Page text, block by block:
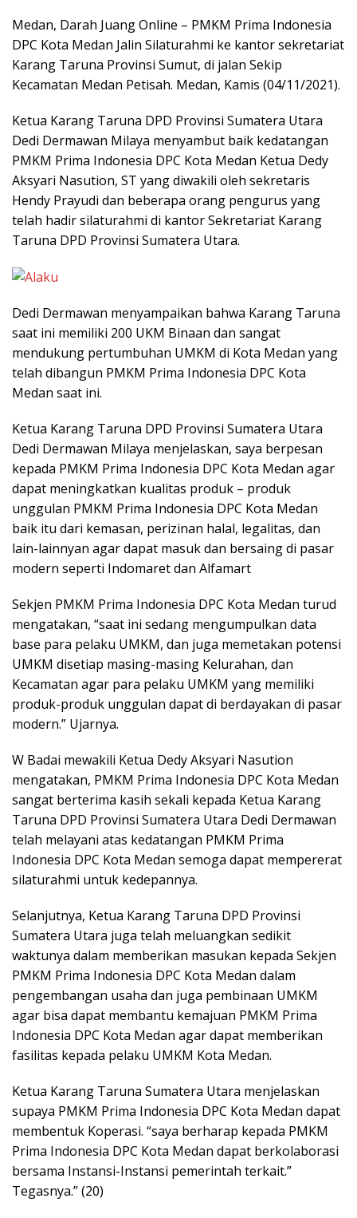
Medan, Darah Juang Online – PMKM Prima Indonesia
DPC Kota Medan Jalin Silaturahmi ke kantor sekretariat
Karang Taruna Provinsi Sumut, di jalan Sekip
Kecamatan Medan Petisah. Medan, Kamis (04/11/2021).
Ketua Karang Taruna DPD Provinsi Sumatera Utara
Dedi Dermawan Milaya menyambut baik kedatangan
PMKM Prima Indonesia DPC Kota Medan Ketua Dedy
Aksyari Nasution, ST yang diwakili oleh sekretaris
Hendy Prayudi dan beberapa orang pengurus yang
telah hadir silaturahmi di kantor Sekretariat Karang
Taruna DPD Provinsi Sumatera Utara.
Dedi Dermawan menyampaikan bahwa Karang Taruna
saat ini memiliki 200 UKM Binaan dan sangat
mendukung pertumbuhan UMKM di Kota Medan yang
telah dibangun PMKM Prima Indonesia DPC Kota
Medan saat ini.
Ketua Karang Taruna DPD Provinsi Sumatera Utara
Dedi Dermawan Milaya menjelaskan, saya berpesan
kepada PMKM Prima Indonesia DPC Kota Medan agar
dapat meningkatkan kualitas produk – produk
unggulan PMKM Prima Indonesia DPC Kota Medan
baik itu dari kemasan, perizinan halal, legalitas, dan
lain-lainnyan agar dapat masuk dan bersaing di pasar
modern seperti Indomaret dan Alfamart
Sekjen PMKM Prima Indonesia DPC Kota Medan turud
mengatakan, “saat ini sedang mengumpulkan data
base para pelaku UMKM, dan juga memetakan potensi
UMKM disetiap masing-masing Kelurahan, dan
Kecamatan agar para pelaku UMKM yang memiliki
produk-produk unggulan dapat di berdayakan di pasar
modern.” Ujarnya.
W Badai mewakili Ketua Dedy Aksyari Nasution
mengatakan, PMKM Prima Indonesia DPC Kota Medan
sangat berterima kasih sekali kepada Ketua Karang
Taruna DPD Provinsi Sumatera Utara Dedi Dermawan
telah melayani atas kedatangan PMKM Prima
Indonesia DPC Kota Medan semoga dapat mempererat
silaturahmi untuk kedepannya.
Selanjutnya, Ketua Karang Taruna DPD Provinsi
Sumatera Utara juga telah meluangkan sedikit
waktunya dalam memberikan masukan kepada Sekjen
PMKM Prima Indonesia DPC Kota Medan dalam
pengembangan usaha dan juga pembinaan UMKM
agar bisa dapat membantu kemajuan PMKM Prima
Indonesia DPC Kota Medan agar dapat memberikan
fasilitas kepada pelaku UMKM Kota Medan.
Ketua Karang Taruna Sumatera Utara menjelaskan
supaya PMKM Prima Indonesia DPC Kota Medan dapat
membentuk Koperasi. “saya berharap kepada PMKM
Prima Indonesia DPC Kota Medan dapat berkolaborasi
bersama Instansi-Instansi pemerintah terkait.”
Tegasnya.” (20)